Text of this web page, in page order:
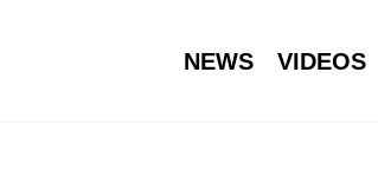
NEWS VIDEOS